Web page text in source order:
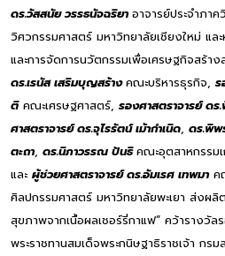
ดร.วัสสนัย วรรธนัจฉริยาอาจารย์ประจำภา
วิศวกรรมศาสตร์ มหาวิทยาลัยเชียงใหม่ แล
และการจัดการนวัตกรรมเพื่อเศรษฐกิจสร้า
ดร.เรนัส เสริมบุญสร้างคณะบริหารธุรกิจ, ร
ติคณะเศรษฐศาสตร์, รองศาสตราจารย์ ด
ศาสตราจารย์ ดร.จุไรรัตน์ เม้ากำเนิด, ดร.พิพ
ตะถา, ดร.นิภาวรรณ ปันธิคณะอุตสาหกรรม
และ ผู้ช่วยศาสตราจารย์ ดร.อัมเรศ เทพมาค
ศิลปกรรมศาสตร์ มหาวิทยาลัยพะเยา ส่ง
สุขภาพจากเนื้อผลเชอร์รี่กาแฟ” คว้ารางวั
พระราชทานสมเด็จพระกนิษฐาธิราชเจ้า กร